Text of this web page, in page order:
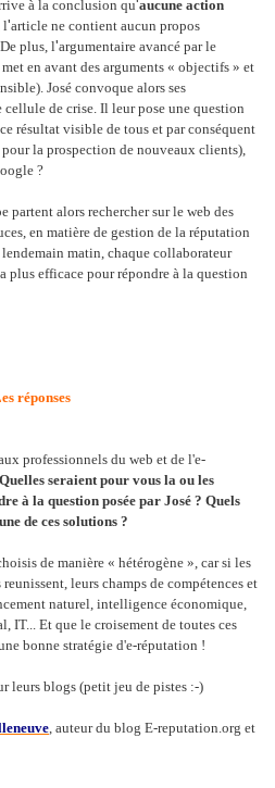
à la conclusion qu'aucune action
l'article ne contient aucun propos
plus, l'argumentaire avancé par le
en avant des arguments « objectifs » et
José convoque alors ses
de crise. Il leur pose une question
résultat visible de tous et par conséquent
la prospection de nouveaux clients),
?
partent alors rechercher sur le web des
en matière de gestion de la réputation
matin, chaque collaborateur
efficace pour répondre à la question
réponses
professionnels du web et de l'e-
Quelles seraient pour vous la ou les
à la question posée par José ? Quels
de ces solutions ?
de manière « hétérogène », car si les
leurs champs de compétences et
naturel, intelligence économique,
IT... Et que le croisement de toutes ces
bonne stratégie d'e-réputation !
leurs blogs (petit jeu de pistes :-)
, auteur du blog E-reputation.org et